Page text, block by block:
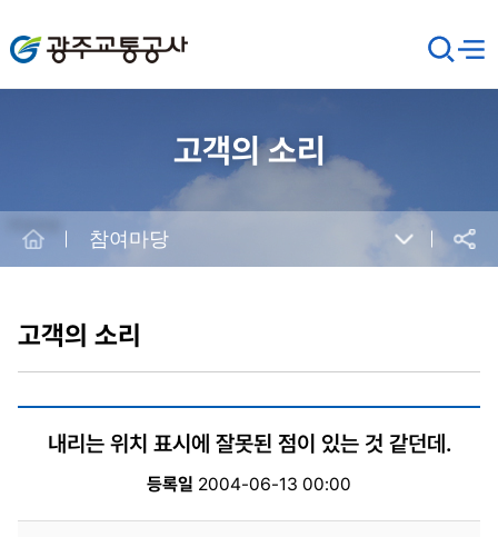
광주교통공사
검
색
창
메뉴
고객의 소리
공유
참여마당
고객의 소리
내리는 위치 표시에 잘못된 점이 있는 것 같던데.
등록일 2004-06-13 00:00